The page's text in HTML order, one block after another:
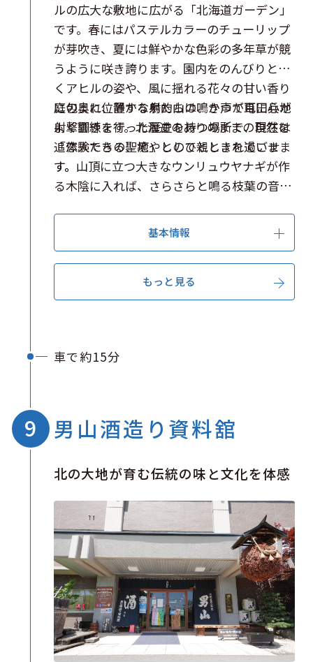
ルの広大な敷地に広がる「北海道ガーデン」
です。春にはパステルカラーのチューリップ
が芽吹き、夏には鮮やかな色彩の多年草が競
うように咲き誇ります。園内をのんびりと歩
くアヒルの姿や、風に揺れる花々の甘い香り
に包まれ、静かな鳥たちの鳴き声が耳に心地
よく響きます。北海道のありのままの自然を
追体験できる、癒やしのひとときを過ごせま
す。
庭の奥に位置する射的山は、かつて屯田兵が
射撃訓練を行った歴史を持つ場所で、現在は
「恋人たちの聖地」として親しまれていま
す。山頂に立つ大きなウンリュウヤナギが作
る木陰に入れば、さらさらと鳴る枝葉の音と
策の後は、古い納屋を改装した
「NAYAcafe」のスイーツを手に、お気に入
りの花に囲まれながらゆったりとした時間を
楽しむのがおすすめです。
基本情報
もっと見る
車で約15分
男山酒造り資料舘
北の大地が育む伝統の味と文化を体感